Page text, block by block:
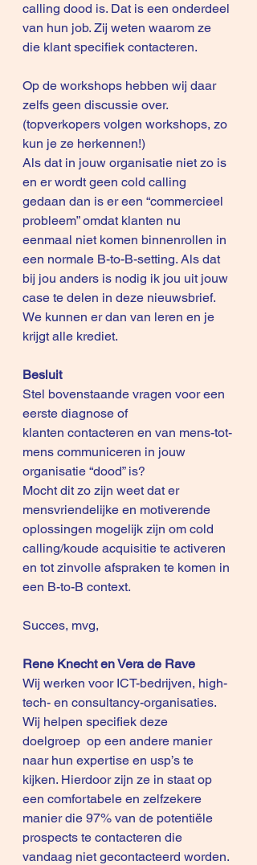
calling dood is. Dat is een onderdeel
van hun job. Zij weten waarom ze
die klant specifiek contacteren.
Op de workshops hebben wij daar
zelfs geen discussie over.
(topverkopers volgen workshops, zo
kun je ze herkennen!)
Als dat in jouw organisatie niet zo is
en er wordt geen cold calling
gedaan dan is er een “commercieel
probleem” omdat klanten nu
eenmaal niet komen binnenrollen in
een normale B-to-B-setting. Als dat
bij jou anders is nodig ik jou uit jouw
case te delen in deze nieuwsbrief.
We kunnen er dan van leren en je
krijgt alle krediet.
Besluit
Stel bovenstaande vragen voor een
eerste diagnose of
klanten contacteren en van mens-tot-
mens communiceren in jouw
organisatie “dood” is?
Mocht dit zo zijn weet dat er
mensvriendelijke en motiverende
oplossingen mogelijk zijn om cold
calling/koude acquisitie te activeren
en tot zinvolle afspraken te komen in
een B-to-B context.
Succes, mvg,
Rene Knecht en Vera de Rave
Wij werken voor ICT-bedrijven, high-
tech- en consultancy-organisaties.
Wij helpen specifiek deze
doelgroep  op een andere manier
naar hun expertise en usp’s te
kijken. Hierdoor zijn ze in staat op
een comfortabele en zelfzekere
manier die 97% van de potentiële
prospects te contacteren die
vandaag niet gecontacteerd worden.